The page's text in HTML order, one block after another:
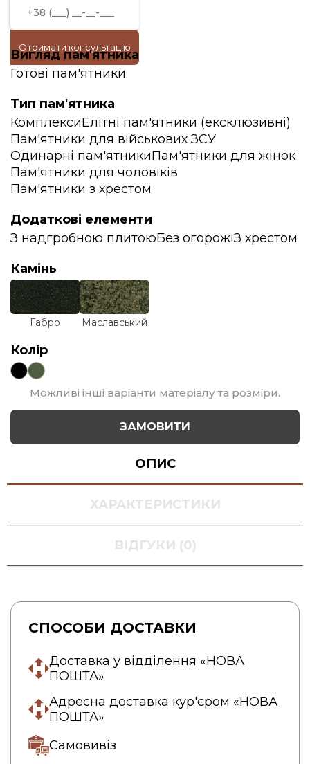
Отримати консультацію
Вигляд пам'ятника
Готові пам'ятники
Тип пам'ятника
КомплексиЕлітні пам'ятники (ексклюзивні)
Пам'ятники для військових ЗСУ
Одинарні пам'ятникиПам'ятники для жінок
Пам'ятники для чоловіків
Пам'ятники з хрестом
Додаткові елементи
З надгробною плитоюБез огорожіЗ хрестом
Камінь
Габро Маславський
Колір
Можливі інші варіанти матеріалу та розміри.
ЗАМОВИТИ
ОПИС
ХАРАКТЕРИСТИКИ
ВІДГУКИ (0)
СПОСОБИ ДОСТАВКИ
Доставка у відділення «НОВА
ПОШТА»
Адресна доставка кур'єром «НОВА
ПОШТА»
Самовивіз